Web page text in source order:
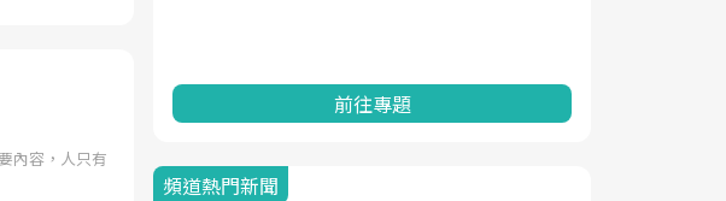
內容，人只有
頻道熱門新聞